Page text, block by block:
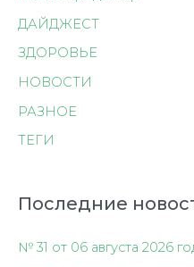
ДАЙДЖЕСТ
ЗДОРОВЬЕ
НОВОСТИ
РАЗНОЕ
ТЕГИ
Последние
№ 31 от 06 августа 2026